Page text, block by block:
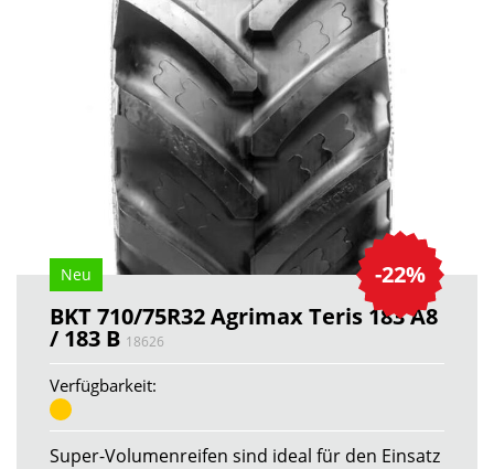
-22%
Neu
BKT 710/75R32 Agrimax Teris 183 A8
/ 183 B 18626
Verfügbarkeit:
Super-Volumenreifen sind ideal für den Einsatz